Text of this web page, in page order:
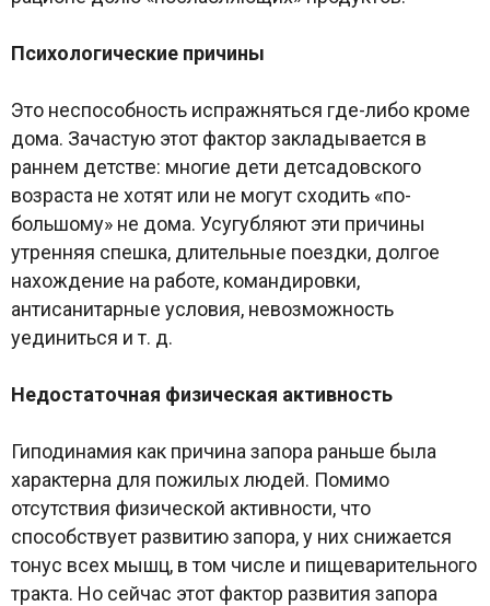
Психологические причины
Это неспособность испражняться где-либо кроме
дома. Зачастую этот фактор закладывается в
раннем детстве: многие дети детсадовского
возраста не хотят или не могут сходить «по-
большому» не дома. Усугубляют эти причины
утренняя спешка, длительные поездки, долгое
нахождение на работе, командировки,
антисанитарные условия, невозможность
уединиться и т. д.
Недостаточная физическая активность
Гиподинамия как причина запора раньше была
характерна для пожилых людей. Помимо
отсутствия физической активности, что
способствует развитию запора, у них снижается
тонус всех мышц, в том числе и пищеварительного
тракта. Но сейчас этот фактор развития запора